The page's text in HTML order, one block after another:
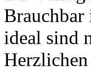
Brauchbar
ideal sind